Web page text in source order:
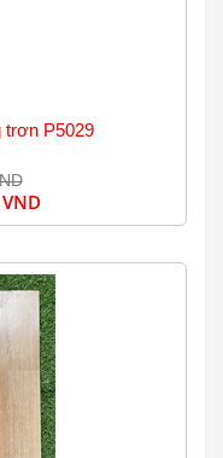
trơn P5029